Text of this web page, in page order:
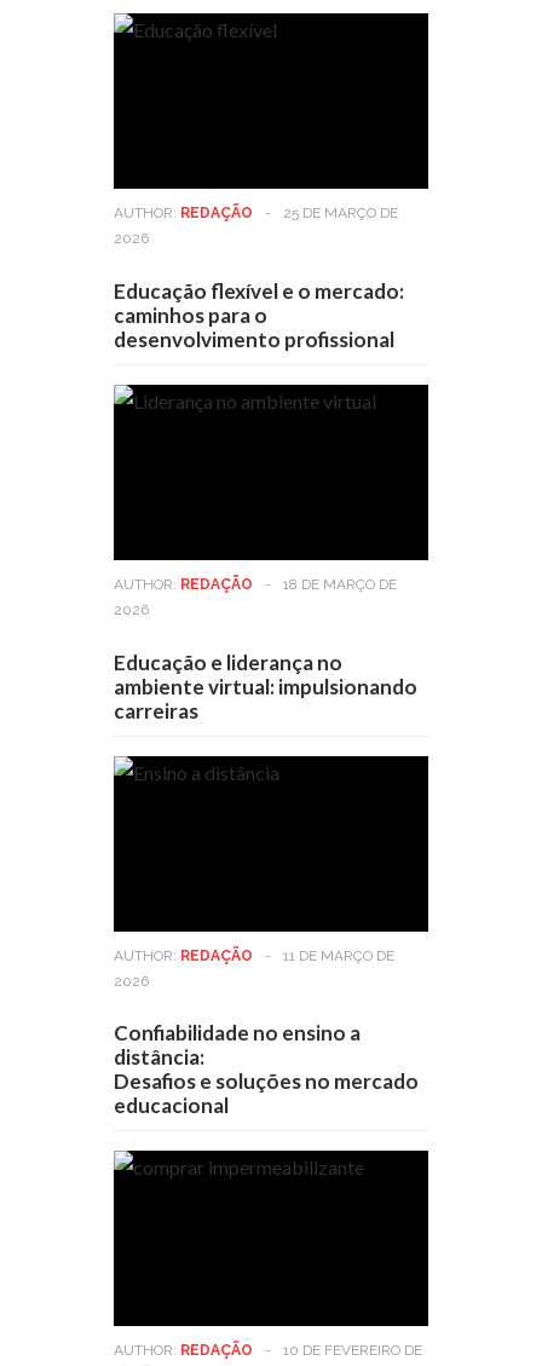
AUTHOR: REDAÇÃO -
25 DE MARÇO DE
2026
Educação flexível e o mercado:
caminhos para o
desenvolvimento profissional
AUTHOR: REDAÇÃO -
18 DE MARÇO DE
2026
Educação e liderança no
ambiente virtual: impulsionando
carreiras
AUTHOR: REDAÇÃO -
11 DE MARÇO DE
2026
Confiabilidade no ensino a
distância:
Desafios e soluções no mercado
educacional
AUTHOR: REDAÇÃO -
10 DE FEVEREIRO DE